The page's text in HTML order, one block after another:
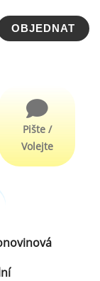
Pište /
Volejte